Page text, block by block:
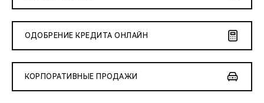
ОДОБРЕНИЕ КРЕДИТА ОНЛАЙН
КОРПОРАТИВНЫЕ ПРОДАЖИ